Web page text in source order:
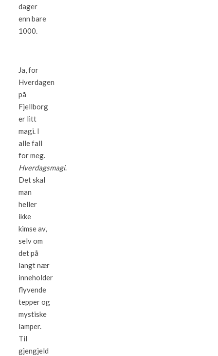
dager
enn bare
1000.
Ja, for
Hverdagen
på
Fjellborg
er litt
magi. I
alle fall
for meg.
Hverdagsmagi.
Det skal
man
heller
ikke
kimse av,
selv om
det på
langt nær
inneholder
flyvende
tepper og
mystiske
lamper.
Til
gjengjeld